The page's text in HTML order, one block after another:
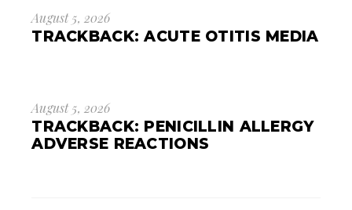
August 5, 2026
TRACKBACK:ACUTE OTITIS MEDIA
August 5, 2026
TRACKBACK: PENICILLIN ALLERGY
ADVERSE REACTIONS